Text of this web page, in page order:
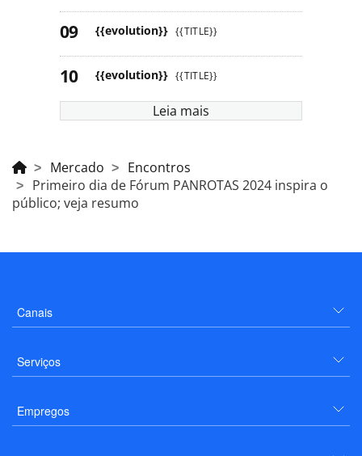
{{evolution}} {{TITLE}}
{{evolution}} {{TITLE}}
Leia mais
Mercado
Encontros
Primeiro dia de Fórum PANROTAS 2024 inspira o
público; veja resumo
Canais
Serviços
Empregos